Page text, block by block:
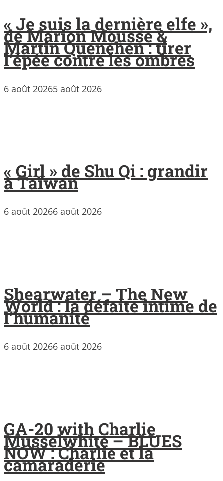
« Je suis la dernière elfe »,
de Marion Mousse &
Martin Quenehen : tirer
l’épée contre les ombres
6 août 20265 août 2026
« Girl » de Shu Qi : grandir
à Taïwan
6 août 20266 août 2026
Shearwater – The New
World : la défaite intime de
l’humanité
6 août 20266 août 2026
GA-20 with Charlie
Musselwhite – BLUES
NOW : Charlie et la
camaraderie